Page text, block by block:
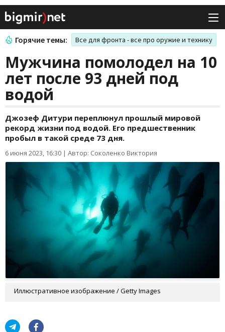
Горячие темы: Все для фронта - все про оружие и технику
Мужчина помолодел на 10
лет после 93 дней под
водой
Джозеф Дитури переплюнул прошлый мировой
рекорд жизни под водой. Его предшественник
пробыл в такой среде 73 дня.
6 июня 2023, 16:30 | Автор: Соколенко Виктория
Иллюстративное изображение / Getty Images